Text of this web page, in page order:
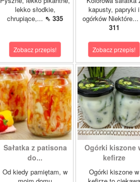
lekko słodkie,
chrupiące,... ⇖ 335
Zobacz przepis!
kapusty, papryki i
ogórków Niektóre...
311
Zobacz przepis!
Sałatka z patisona
do...
Od kiedy pamiętam, w
Ogórki kiszone
kefirze
Ogórki kiszone w